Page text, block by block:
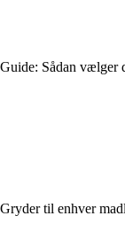
Guide: Sådan vælger
Gryder til enhver